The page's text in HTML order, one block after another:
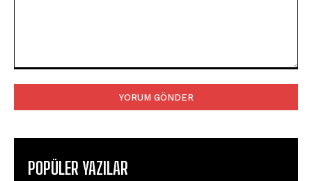
POPÜLER YAZILAR